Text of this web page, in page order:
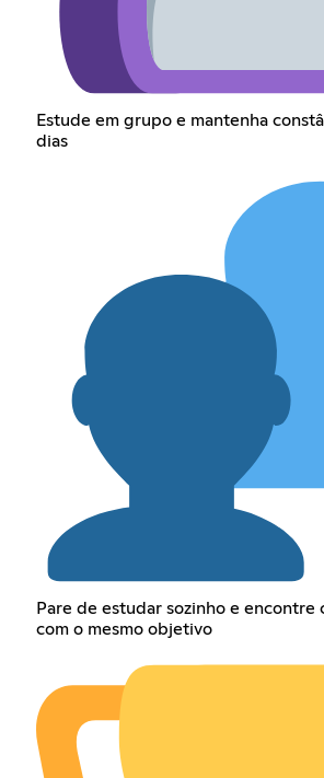
Estude em grupo e mantenha
dias
Pare de estudar sozinho e encontre
com o mesmo objetivo